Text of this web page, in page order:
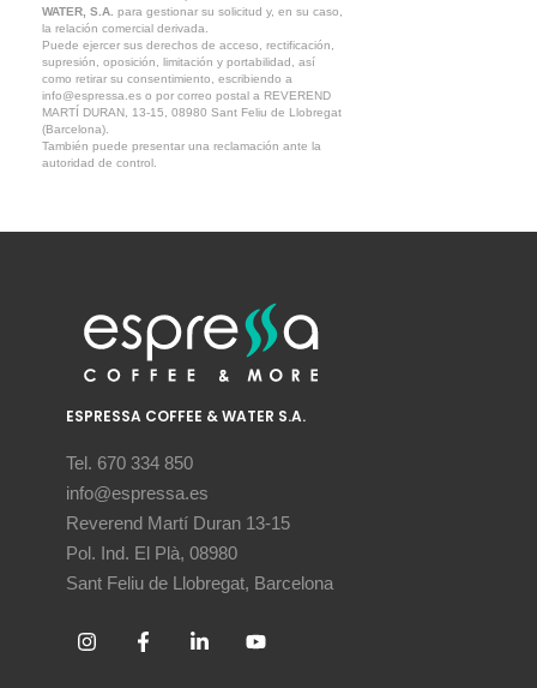
WATER, S.A. para gestionar su solicitud y, en su caso,
la relación comercial derivada.
Puede ejercer sus derechos de acceso, rectificación,
supresión, oposición, limitación y portabilidad, así
como retirar su consentimiento, escribiendo a
info@espressa.es o por correo postal a REVEREND
MARTÍ DURAN, 13-15, 08980 Sant Feliu de Llobregat
(Barcelona).
También puede presentar una reclamación ante la
autoridad de control.
ESPRESSA COFFEE & WATER S.A.
Tel. 670 334 850
info@espressa.es
Reverend Martí Duran 13-15
Pol. Ind. El Plà, 08980
Sant Feliu de Llobregat, Barcelona